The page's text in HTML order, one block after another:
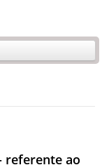
referente ao